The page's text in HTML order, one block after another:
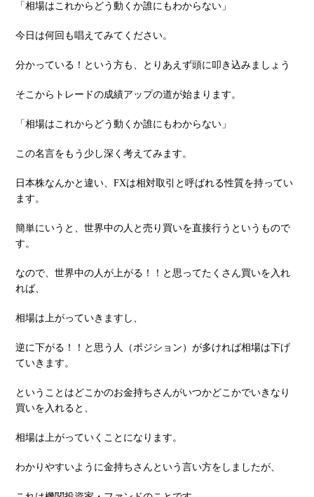
「相場はこれからどう動くか誰にもわからない」
今⽇は何回も唱えてみてください。
分かっている！という⽅も、とりあえず頭に叩き込みましょう
そこからトレードの成績アップの道が始まります。
「相場はこれからどう動くか誰にもわからない」
この名⾔をもう少し深く考えてみます。
⽇本株なんかと違い、FXは相対取引と呼ばれる性質を持ってい
ます。
簡単にいうと、世界中の⼈と売り買いを直接⾏うというもので
す。
なので、世界中の⼈が上がる！！と思ってたくさん買いを⼊れ
れば、
相場は上がっていきますし、
逆に下がる！！と思う⼈（ポジション）が多ければ相場は下げ
ていきます。
ということはどこかのお⾦持ちさんがいつかどこかでいきなり
買いを⼊れると、
相場は上がっていくことになります。
わかりやすいように⾦持ちさんという⾔い⽅をしましたが、